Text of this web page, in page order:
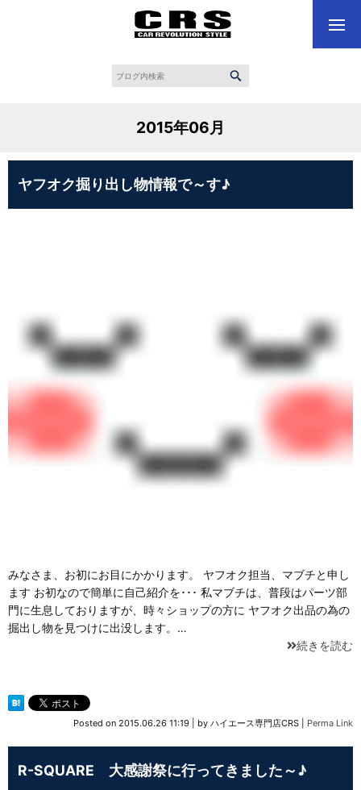
2015年06月
ヤフオク掘り出し物情報で～す♪
みなさま、お初にお目にかかります。 ヤフオク担当、マブチと申し
ます お初なので簡単に自己紹介を･･･ 私マブチは、普段はパーツ部
門に生息しておりますが、時々ショップの方に ヤフオク出品の為の
掘出し物を見つけに出没します。…
続きを読む
Posted on 2015.06.26 11:19 by ハイエース専門店CRS Perma Link
R-SQUARE 大感謝祭に行ってきました～♪